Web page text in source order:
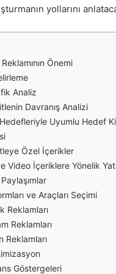
yollarını
Önemi
Analiz
Davranış Analizi
Uyumlu Hedef
Özel İçerikler
Video İçeriklere Yönelik
ve Araçları Seçimi
Reklamları
Reklamları
Reklamları
Göstergeleri